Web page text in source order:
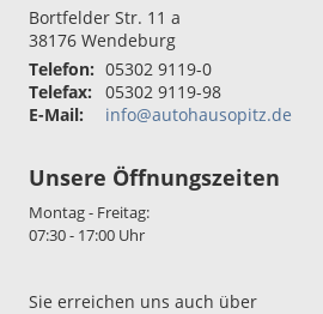
Bortfelder Str. 11 a
38176 Wendeburg
Telefon: 05302 9119-0
Telefax:
05302 9119-98
E-Mail:
info@autohausopitz.de
Unsere Öffnungszeiten
Montag - Freitag:
07:30 - 17:00 Uhr
Sie erreichen uns auch über